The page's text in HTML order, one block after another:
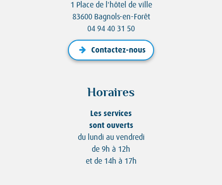
1 Place de l'hôtel de ville
83600 Bagnols-en-Forêt
04 94 40 31 50
Contactez-nous
Horaires
Les services
sont ouverts
du lundi au vendredi
de 9h à 12h
et de 14h à 17h